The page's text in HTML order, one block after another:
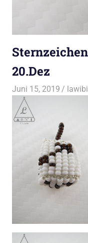
20.Dez
Juni 15, 2019 lawibi